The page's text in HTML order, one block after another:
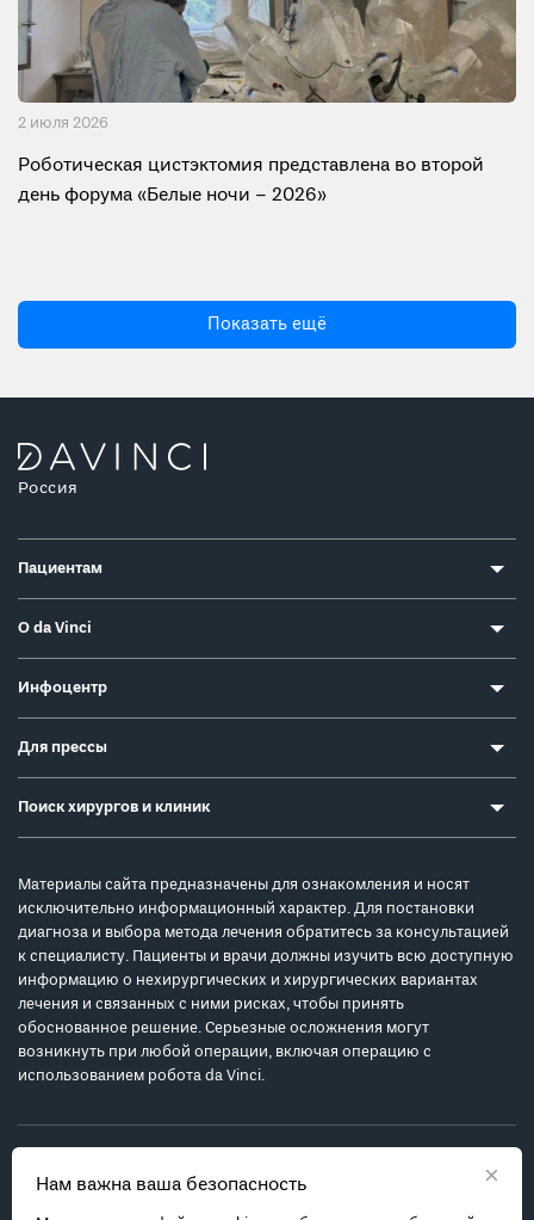
2 июля 2026
Роботическая цистэктомия представлена во второй
день форума «Белые ночи – 2026»
Показать ещё
×
Нам важна ваша безопасность
Россия
Пациентам
О da Vinci
Инфоцентр
Для прессы
Поиск хирургов и клиник
Материалы сайта предназначены для ознакомления и носят
исключительно информационный характер. Для постановки
диагноза и выбора метода лечения обратитесь за консультацией
к специалисту. Пациенты и врачи должны изучить всю доступную
информацию о нехирургических и хирургических вариантах
лечения и связанных с ними рисках, чтобы принять
обоснованное решение. Серьезные осложнения могут
возникнуть при любой операции, включая операцию с
использованием робота da Vinci.